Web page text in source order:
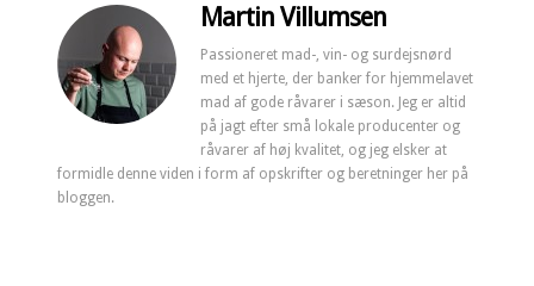
Martin Villumsen
Passioneret mad-, vin- og surdejsnørd
med et hjerte, der banker for hjemmelavet
mad af gode råvarer i sæson. Jeg er altid
på jagt efter små lokale producenter og
råvarer af høj kvalitet, og jeg elsker at
formidle denne viden i form af opskrifter og beretninger her på
bloggen.